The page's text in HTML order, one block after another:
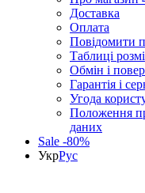
Доставка
Оплата
Повідомити
Таблиці
Обмін і
Гарантія і
Угода
Положення
даних
Sale -80%
УкрРус